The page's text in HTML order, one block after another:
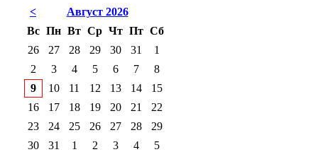
<
Август 2026
Вс Пн Вт Ср Чт Пт Сб
26
27 28 29 30 31
1
2
3 4 5 6 7
8
9
10 11 12 13 14
15
16
17 18 19 20 21
22
23
24 25 26 27 28
29
30
31 1 2 3 4 5